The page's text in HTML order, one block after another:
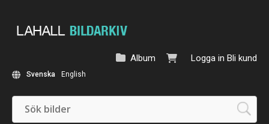
Logga in Bli kund
Album
Svenska English